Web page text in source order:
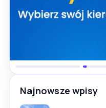
Najnowsze wpisy